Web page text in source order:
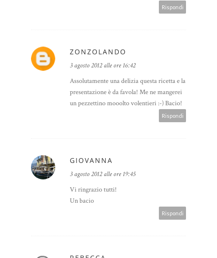
Rispondi
ZONZOLANDO
3 agosto 2012 alle ore 16:42
Assolutamente una delizia questa ricetta e la
presentazione è da favola! Me ne mangerei
un pezzettino mooolto volentieri :-) Bacio!
Rispondi
GIOVANNA
3 agosto 2012 alle ore 19:45
Vi ringrazio tutti!
Un bacio
Rispondi